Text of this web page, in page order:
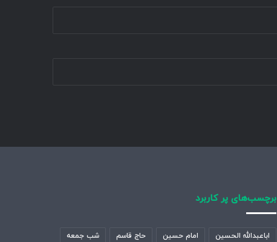
برچسب‌های پر کاربرد
اباعبدالله الحسین امام حسین حاج قاسم شب جمعه